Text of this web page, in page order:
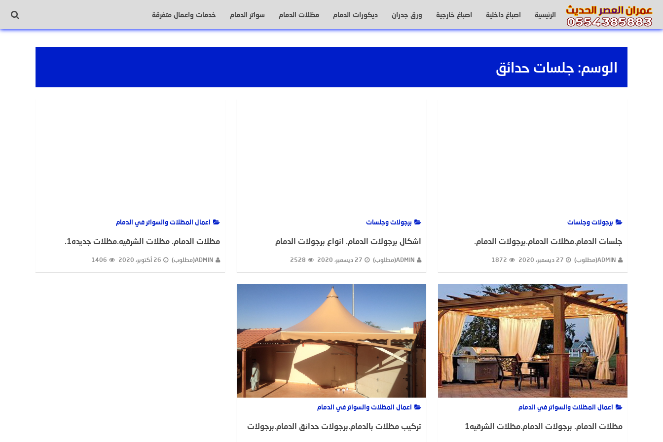
المحتوى
الرئيسية اصباغ داخلية اصباغ خارجية ورق جدران ديكورات الدمام مظلات الدمام سواتر الدمام خدمات واعمال متفرقة
الوسم: جلسات حدائق
برجولات وجلسات
جلسات الدمام.مظلات الدمام.برجولات الدمام.
ADMIN(مطلوب) 27 ديسمبر، 2020 1872
برجولات وجلسات
اشكال برجولات الدمام. انواع برجولات الدمام
ADMIN(مطلوب) 27 ديسمبر، 2020 2528
اعمال المظلات والسواتر في الدمام
مظلات الدمام. مظلات الشرقيه.مظلات جديده1.
ADMIN(مطلوب) 26 أكتوبر، 2020 1406
اعمال المظلات والسواتر في الدمام
مظلات الدمام. برجولات الدمام.مظلات الشرقيه1
اعمال المظلات والسواتر في الدمام
تركيب مظلات بالدمام.برجولات حدائق الدمام.برجولات